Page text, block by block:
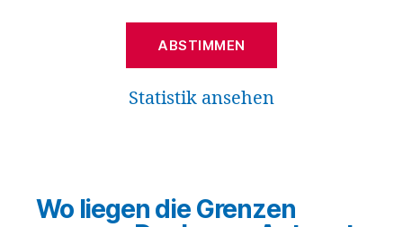
Statistik ansehen
Wo liegen die Grenzen